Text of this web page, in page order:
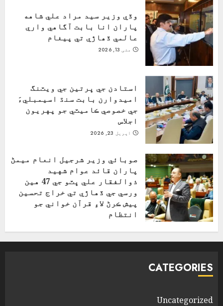
وڏي وزير سيد مراد علي شاهه
پاران انا بابت آگاهي واري
عالمي ڏھاڙي تي پيغام
مئی 13, 2026
استادن جي ڀرتين جي ويٽنگ
اميدوارن بابت سنڌ اسيمبليءَ
جي خصوصي ڪاميٽي جو پهريون
اجلاس
اپریل 23, 2026
صوبائي وزير شرجيل انعام ميمڻ
پاران قائد عوام شهيد
ذوالفقار علي ڀٽو جي 47 هين
ورسي جي ڏهاڙي تي خراج تحسين
پيش ڪرڻ لاءِ قرآن خواني جو
انتظام
CATEGORIES
Uncategorized